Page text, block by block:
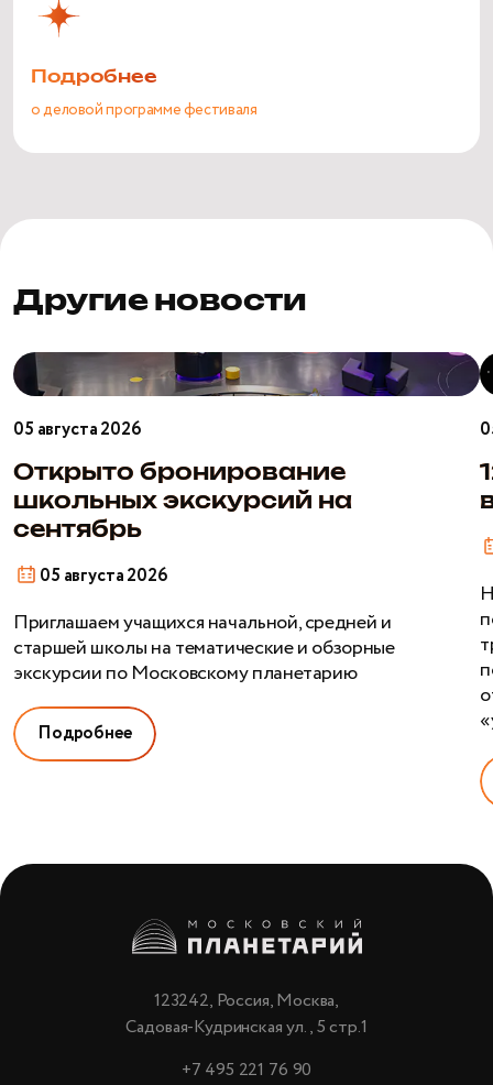
Подробнее
о деловой программе фестиваля
Другие новости
Открыто
бронирование
экскурсий
на
сентябрь
05 августа 2026
Открыто бронирование
школьных экскурсий на
сентябрь
05 августа 2026
Приглашаем учащихся начальной, средней и
старшей школы на тематические и обзорные
экскурсии по Московскому планетарию
Подробнее
в
123242, Россия, Москва,
Садовая-Кудринская ул., 5 стр.1
+7 495 221 76 90